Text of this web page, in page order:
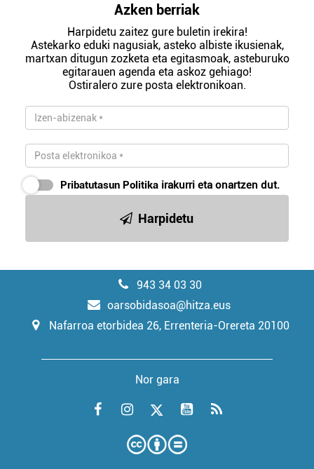
Azken berriak
Harpidetu zaitez gure buletin irekira!
Astekarko eduki nagusiak, asteko albiste ikusienak,
martxan ditugun zozketa eta egitasmoak, asteburuko
egitarauen agenda eta askoz gehiago!
Ostiralero zure posta elektronikoan.
Pribatutasun Politika irakurri eta onartzen dut.
Harpidetu
943 34 03 30
oarsobidasoa@hitza.eus
Nafarroa etorbidea 26, Errenteria-Orereta 20100
Nor gara